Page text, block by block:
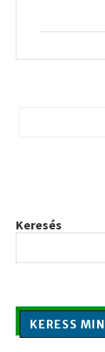
Keresés
KERESS